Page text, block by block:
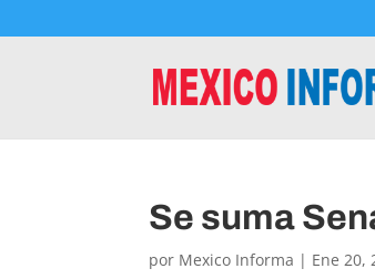
Se suma
por Mexico Informa | Ene 20,